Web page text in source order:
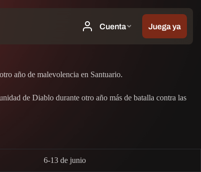
año de malevolencia en Santuario.
de Diablo durante otro año más de batalla contra las
6-13 de junio